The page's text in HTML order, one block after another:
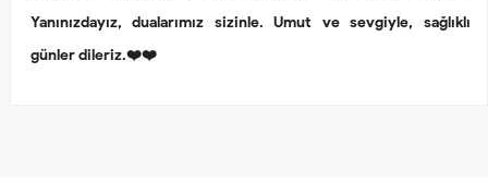
Yanınızdayız, dualarımız sizinle. Umut ve sevgiyle, sağlıklı
günler dileriz.❤️❤️